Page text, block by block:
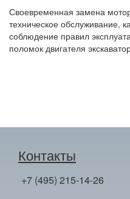
Своевременная замена
техническое обслуживание,
соблюдение правил
поломок двигателя
Контакты
+7 (495) 215-14-26